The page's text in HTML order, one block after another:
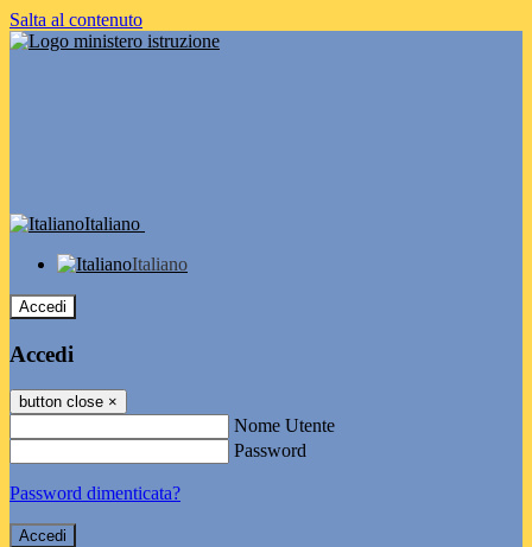
Salta al contenuto
Italiano
Italiano
Accedi
Accedi
button close ×
Nome Utente
Password
Password dimenticata?